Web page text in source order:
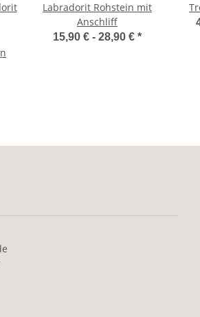
Labradorit Rohstein mit
Anschliff
15,90 € - 28,90 € *